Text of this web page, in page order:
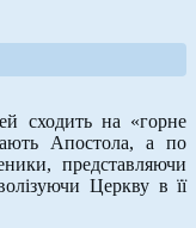
сходить на «горне
Апостола, а по
представляючи
Церкву в її